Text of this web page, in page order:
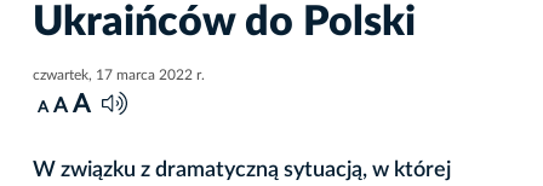
Ukraińców do Polski
czwartek, 17 marca 2022 r.
A A A
W związku z dramatyczną sytuacją, w której